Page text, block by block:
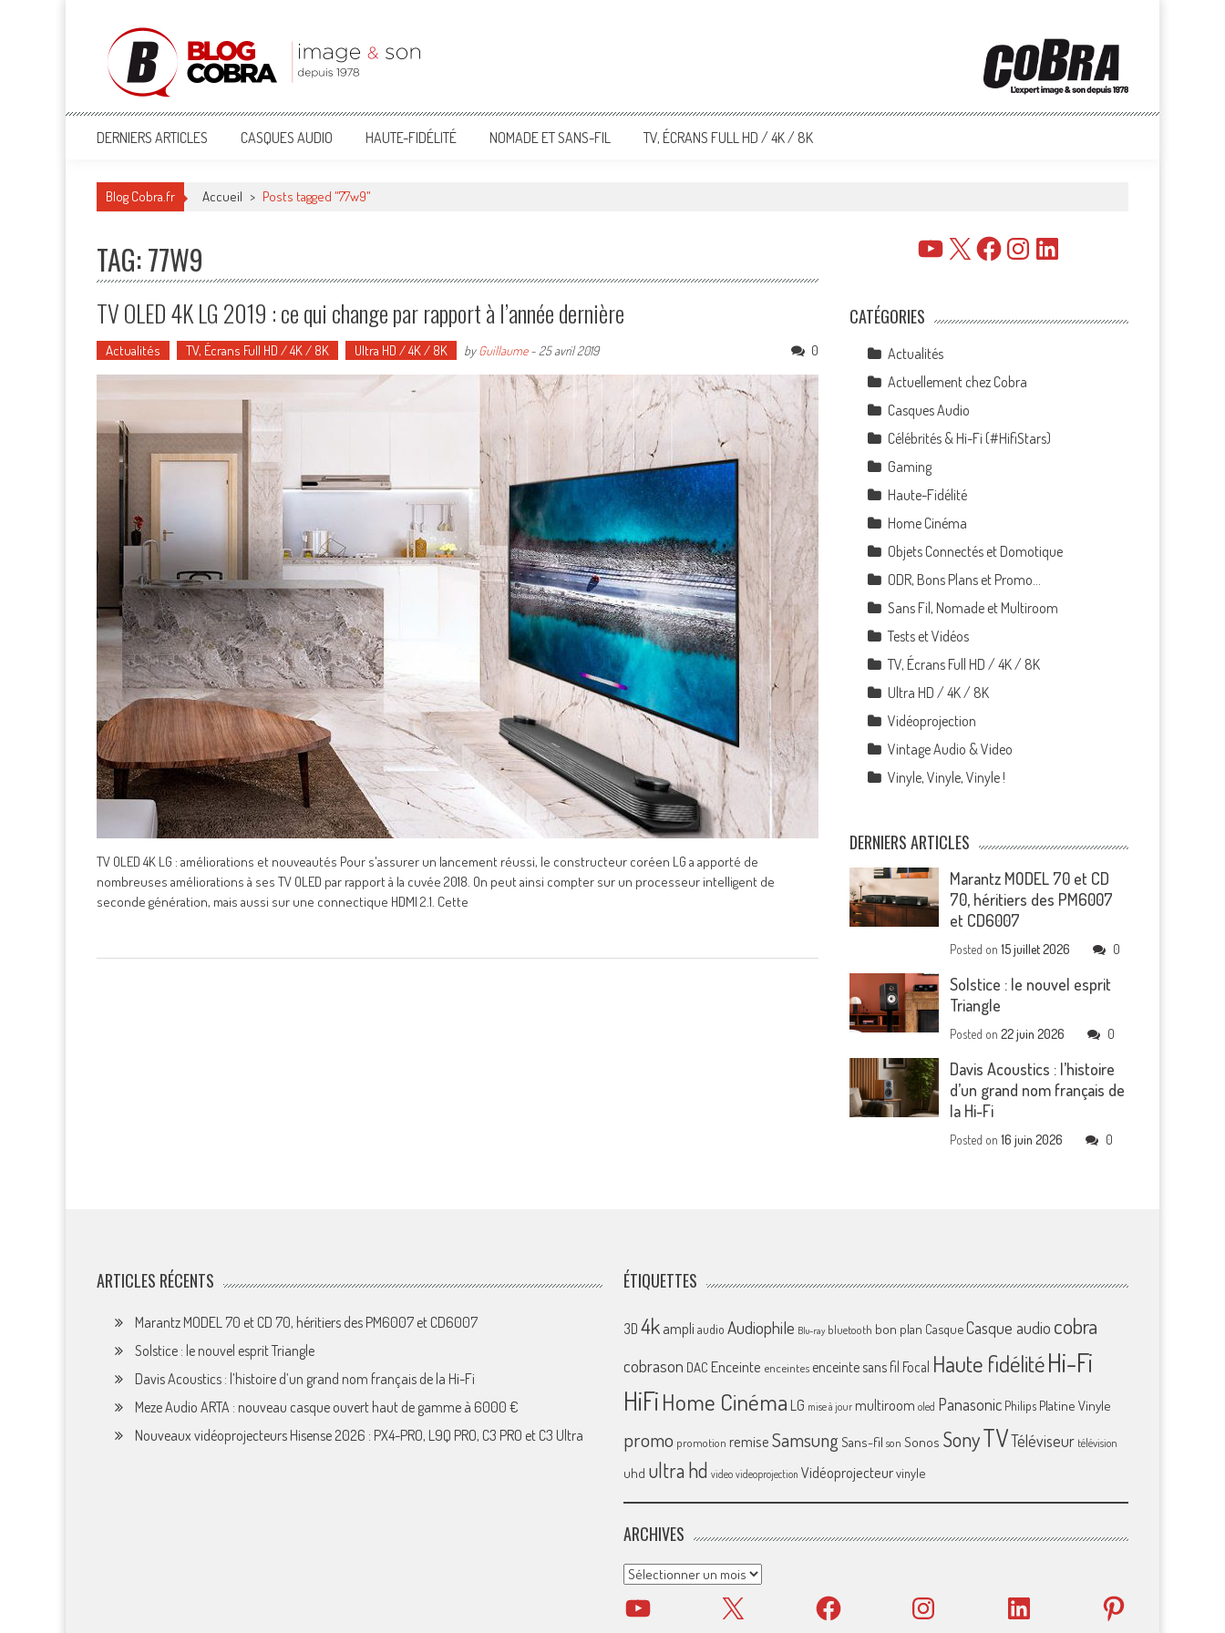
Blog Cobra
Toute l'actu Image & Son !
DERNIERS ARTICLES CASQUES AUDIO HAUTE-FIDÉLITÉ NOMADE ET SANS-FIL TV, ÉCRANS FULL HD / 4K / 8K
Blog Cobra.fr Accueil > Posts tagged "77w9"
TAG: 77W9
TV OLED 4K LG 2019 : ce qui change par rapport à l’année dernière
Actualités TV, Écrans Full HD / 4K / 8K Ultra HD / 4K / 8K byGuillaume- 25 avril 2019 0
TV OLED 4K LG : améliorations et nouveautés Pour s'assurer un lancement réussi, le constructeur coréen LG a apporté de
nombreuses améliorations à ses TV OLED par rapport à la cuvée 2018. On peut ainsi compter sur un processeur intelligent de
seconde génération, mais aussi sur une connectique HDMI 2.1. Cette
YouTube
X FacebookInstagramLinkedIn
CATÉGORIES
Actualités
Actuellement chez Cobra
Casques Audio
Célébrités & Hi-Fi (#HifiStars)
Gaming
Haute-Fidélité
Home Cinéma
Objets Connectés et Domotique
ODR, Bons Plans et Promo…
Sans Fil, Nomade et Multiroom
Tests et Vidéos
TV, Écrans Full HD / 4K / 8K
Ultra HD / 4K / 8K
Vidéoprojection
Vintage Audio & Video
Vinyle, Vinyle, Vinyle !
DERNIERS ARTICLES
Marantz MODEL 70 et CD
70, héritiers des PM6007
et CD6007
Posted on15 juillet 2026 0
Solstice : le nouvel esprit
Triangle
Posted on22 juin 2026 0
Davis Acoustics : l’histoire
d’un grand nom français de
la Hi-Fi
Posted on16 juin 2026 0
ARTICLES RÉCENTS
Marantz MODEL 70 et CD 70, héritiers des PM6007 et CD6007
Solstice : le nouvel esprit Triangle
Davis Acoustics : l’histoire d’un grand nom français de la Hi-Fi
Meze Audio ARTA : nouveau casque ouvert haut de gamme à 6000 €
Nouveaux vidéoprojecteurs Hisense 2026 : PX4-PRO, L9Q PRO, C3 PRO et C3 Ultra
ÉTIQUETTES
3D 4k ampliaudio Audiophile Blu-ray bluetooth bon plan CasqueCasque audio cobra
cobrason DAC Enceinte enceintes enceinte sans fil Focal Haute fidélitéHi-Fi
HiFiHome Cinéma LG mise à jour multiroom oled Panasonic Philips Platine Vinyle
promo promotion remiseSamsungSans-fil son Sonos SonyTVTéléviseur télévision
uhd ultra hd video videoprojection Vidéoprojecteurvinyle
ARCHIVES
Archives
YouTube X Facebook Instagram LinkedIn Pinterest